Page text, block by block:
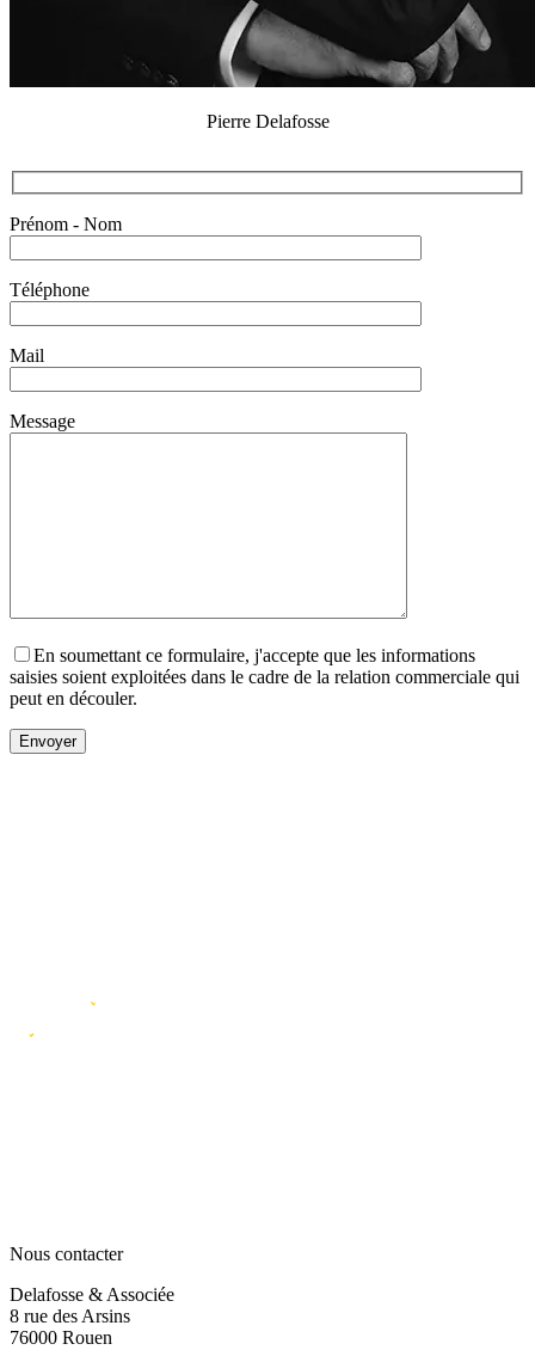
Pierre Delafosse
Prénom - Nom
Téléphone
Mail
Message
En soumettant ce formulaire, j'accepte que les informations
saisies soient exploitées dans le cadre de la relation commerciale qui
peut en découler.
Nous contacter
Delafosse & Associée
8 rue des Arsins
76000 Rouen